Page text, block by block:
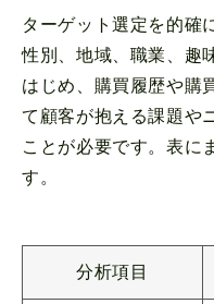
ターゲット選定を的確
性別、地域、職業、趣
はじめ、購買履歴や購
て顧客が抱える課題や
ことが必要です。表に
す。
分析項目